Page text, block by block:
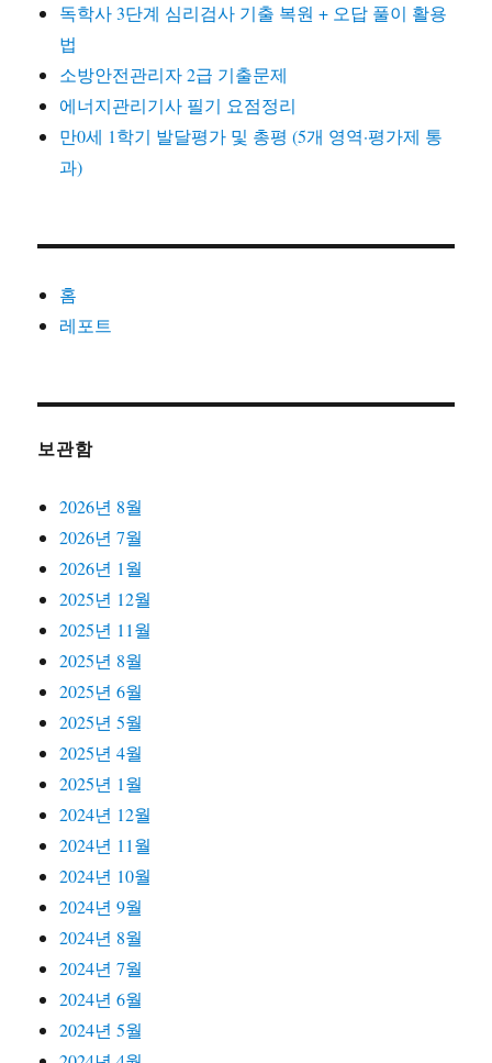
독학사 3단계 심리검사 기출 복원 + 오답 풀이 활용
법
소방안전관리자 2급 기출문제
에너지관리기사 필기 요점정리
만0세 1학기 발달평가 및 총평 (5개 영역·평가제 통
과)
홈
레포트
보관함
2026년 8월
2026년 7월
2026년 1월
2025년 12월
2025년 11월
2025년 8월
2025년 6월
2025년 5월
2025년 4월
2025년 1월
2024년 12월
2024년 11월
2024년 10월
2024년 9월
2024년 8월
2024년 7월
2024년 6월
2024년 5월